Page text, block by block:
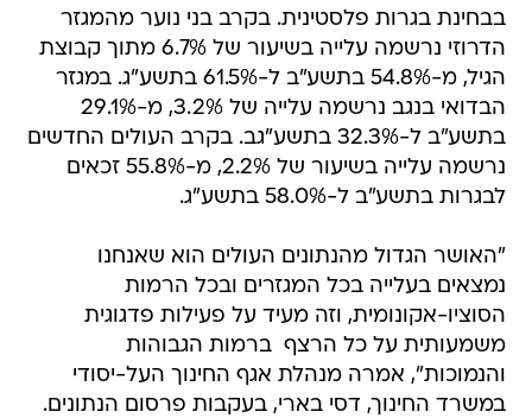
בבחינת בגרות פלסטינית. בקרב בני נוער מהמגזר
הדרוזי נרשמה עלייה בשיעור של 6.7% מתוך קבוצת
הגיל, מ-54.8% בתשע"ב ל-61.5% בתשע"ג. במגזר
הבדואי בנגב נרשמה עלייה של 3.2%, מ-29.1%
בתשע"ב ל-32.3% בתשע"גב. בקרב העולים החדשים
נרשמה עלייה בשיעור של 2.2%, מ-55.8% זכאים
לבגרות בתשע"ב ל-58.0% בתשע"ג.
"האושר הגדול מהנתונים העולים הוא שאנחנו
נמצאים בעלייה בכל המגזרים ובכל הרמות
הסוציו-אקונומית, וזה מעיד על פעילות פדגוגית
משמעותית על כל הרצף  ברמות הגבוהות
והנמוכות", אמרה מנהלת אגף החינוך העל-יסודי
במשרד החינוך, דסי בארי, בעקבות פרסום הנתונים.